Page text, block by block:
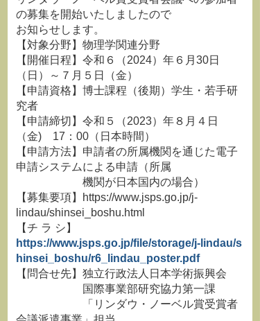
の募集を開始いたしましたので
お知らせします。
【対象分野】物理学関連分野
【開催日程】令和６（2024）年６月30日
（日）～７月５日（金）
【申請資格】博士課程（後期）学生・若手研
究者
【申請締切】令和５（2023）年８月４日
（金) 17：00（日本時間）
【申請方法】申請者の所属機関を通じた電子
申請システムによる申請（所属
機関が日本国内の場合）
【募集要項】https://www.jsps.go.jp/j-
lindau/shinsei_boshu.html
【チ ラ シ】
https://www.jsps.go.jp/file/storage/j-lindau/s
hinsei_boshu/r6_lindau_poster.pdf
【問合せ先】独立行政法人日本学術振興会
国際事業部研究協力第一課
「リンダウ・ノーベル賞受賞者